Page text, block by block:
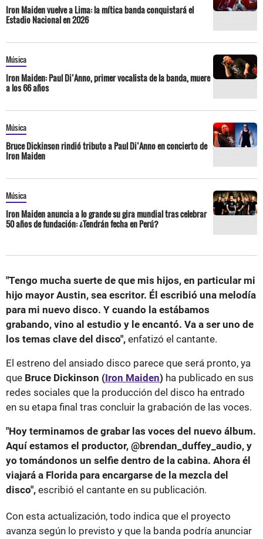
Iron Maiden vuelve a Lima: la mítica banda conquistará el
Estadio Nacional en 2026
Música
Iron Maiden: Paul Di’Anno, primer vocalista de la banda, muere
a los 66 años
Música
Bruce Dickinson rindió tributo a Paul Di’Anno en concierto de
Iron Maiden
Música
Iron Maiden anuncia a lo grande su gira mundial tras celebrar
50 años de fundación: ¿Tendrán fecha en Perú?
"Tengo mucha suerte de que mis hijos, en particular mi
hijo mayor Austin, sea escritor. Él escribió una melodía
para mi nuevo disco. Y cuando la estábamos
grabando, vino al estudio y le encantó. Va a ser uno de
los temas clave del disco", enfatizó el cantante.
El estreno del ansiado disco parece que será pronto, ya
que Bruce Dickinson (Iron Maiden) ha publicado en sus
redes sociales que la producción del disco ha entrado
en su etapa final tras concluir la grabación de las voces.
"Hoy terminamos de grabar las voces del nuevo álbum.
Aquí estamos el productor, @brendan_duffey_audio, y
yo tomándonos un selfie dentro de la cabina. Ahora él
viajará a Florida para encargarse de la mezcla del
disco", escribió el cantante en su publicación.
Con esta actualización, todo indica que el proyecto
avanza según lo previsto y que la banda podría anunciar